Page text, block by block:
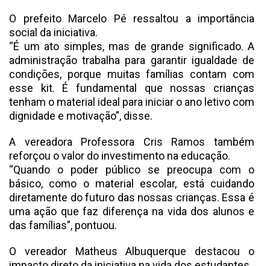
O prefeito Marcelo Pé ressaltou a importância
social da iniciativa.
“É um ato simples, mas de grande significado. A
administração trabalha para garantir igualdade de
condições, porque muitas famílias contam com
esse kit. É fundamental que nossas crianças
tenham o material ideal para iniciar o ano letivo com
dignidade e motivação”, disse.
A vereadora Professora Cris Ramos também
reforçou o valor do investimento na educação.
“Quando o poder público se preocupa com o
básico, como o material escolar, está cuidando
diretamente do futuro das nossas crianças. Essa é
uma ação que faz diferença na vida dos alunos e
das famílias”, pontuou.
O vereador Matheus Albuquerque destacou o